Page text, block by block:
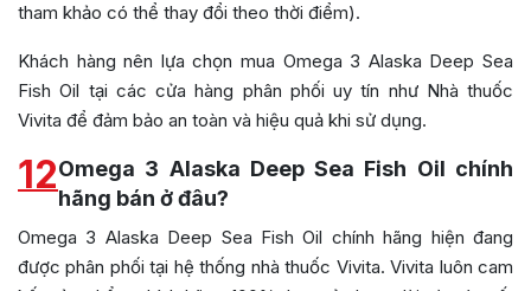
tham khảo có thể thay đổi theo thời điểm).
Khách hàng nên lựa chọn mua Omega 3 Alaska Deep Sea
Fish Oil tại các cửa hàng phân phối uy tín như Nhà thuốc
Vivita để đảm bảo an toàn và hiệu quả khi sử dụng.
12Omega 3 Alaska Deep Sea Fish Oil chính
hãng bán ở đâu?
Omega 3 Alaska Deep Sea Fish Oil chính hãng hiện đang
được phân phối tại hệ thống nhà thuốc Vivita. Vivita luôn cam